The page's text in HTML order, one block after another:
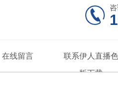
在线留言 联系伊人直播色
版下载